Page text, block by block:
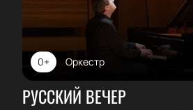
Оркестр
0+
РУССКИЙ ВЕЧЕР